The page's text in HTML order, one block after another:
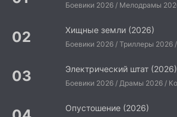
Хищные земли (2026)
Электрический штат (2026)
Опустошение (2026)